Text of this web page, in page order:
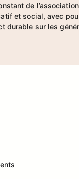
de
et social, avec
durable sur les